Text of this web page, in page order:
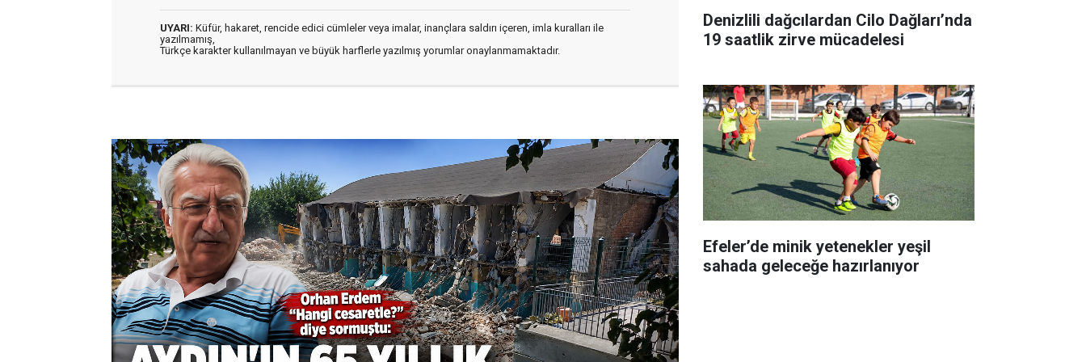
UYARI: Küfür, hakaret, rencide edici cümleler veya imalar, inançlara saldırı içeren, imla kuralları ile
yazılmamış,
Türkçe karakter kullanılmayan ve büyük harflerle yazılmış yorumlar onaylanmamaktadır.
Denizlili dağcılardan Cilo Dağları’nda
19 saatlik zirve mücadelesi
Efeler’de minik yetenekler yeşil
sahada geleceğe hazırlanıyor